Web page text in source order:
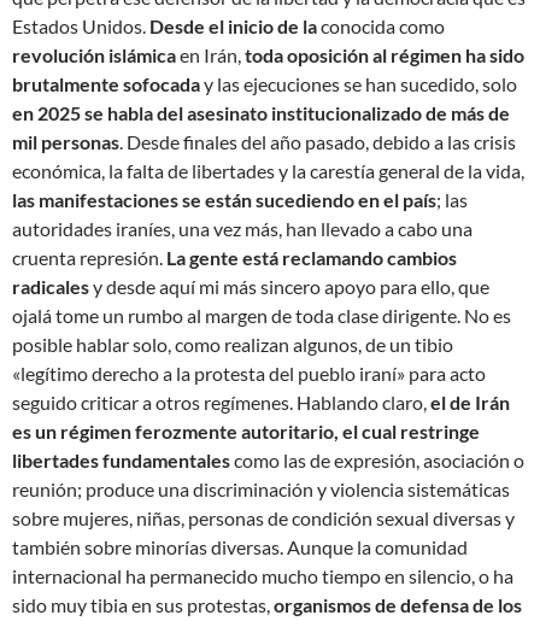
Estados Unidos. Desde el inicio de laconocida como
revolución islámicaen Irán,toda oposición al régimen ha sido
brutalmente sofocaday las ejecuciones se han sucedido, solo
en 2025 se habla del asesinato institucionalizado de más de
mil personas. Desde finales del año pasado, debido a las crisis
económica, la falta de libertades y la carestía general de la vida,
las manifestaciones se están sucediendo en el país; las
autoridades iraníes, una vez más, han llevado a cabo una
cruenta represión. La gente está reclamando cambios
radicalesy desde aquí mi más sincero apoyo para ello, que
ojalá tome un rumbo al margen de toda clase dirigente. No es
posible hablar solo, como realizan algunos, de un tibio
«legítimo derecho a la protesta del pueblo iraní» para acto
seguido criticar a otros regímenes. Hablando claro,el de Irán
es un régimen ferozmente autoritario, el cual restringe
libertades fundamentalescomo las de expresión, asociación o
reunión; produce una discriminación y violencia sistemáticas
sobre mujeres, niñas, personas de condición sexual diversas y
también sobre minorías diversas. Aunque la comunidad
internacional ha permanecido mucho tiempo en silencio, o ha
sido muy tibia en sus protestas,organismos de defensa de los